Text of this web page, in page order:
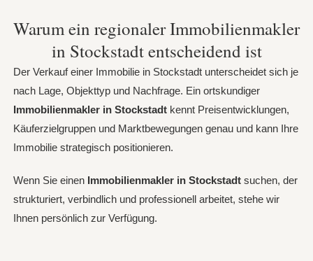
Warum ein regionaler Immobilienmakler
in Stockstadt entscheidend ist
Der Verkauf einer Immobilie in Stockstadt unterscheidet sich je
nach Lage, Objekttyp und Nachfrage. Ein ortskundiger
Immobilienmakler in Stockstadtkennt Preisentwicklungen,
Käuferzielgruppen und Marktbewegungen genau und kann Ihre
Immobilie strategisch positionieren.
Wenn Sie einen Immobilienmakler in Stockstadtsuchen, der
strukturiert, verbindlich und professionell arbeitet, stehe wir
Ihnen persönlich zur Verfügung.